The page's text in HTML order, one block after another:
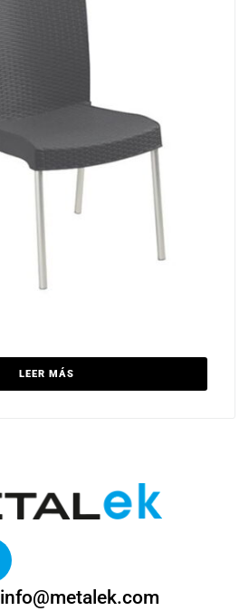
LEER MÁS
info@metalek.com